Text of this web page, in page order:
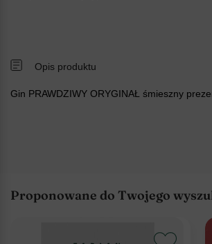
Opis produktu
Gin PRAWDZIWY ORYGINAŁ śmieszny
Proponowane do Twojego